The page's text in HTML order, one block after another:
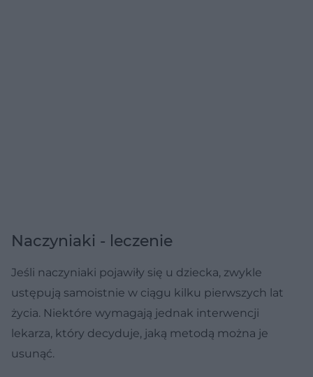
Naczyniaki - leczenie
Jeśli naczyniaki pojawiły się u dziecka, zwykle
ustępują samoistnie w ciągu kilku pierwszych lat
życia. Niektóre wymagają jednak interwencji
lekarza, który decyduje, jaką metodą można je
usunąć.